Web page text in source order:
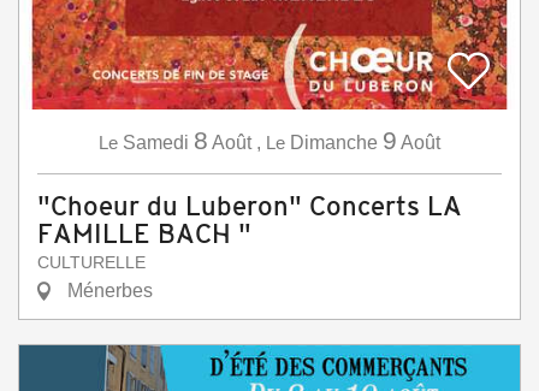
Le Samedi 8 Août, Le Dimanche 9 Août
"Choeur du Luberon" Concerts LA
FAMILLE BACH "
CULTURELLE
Ménerbes